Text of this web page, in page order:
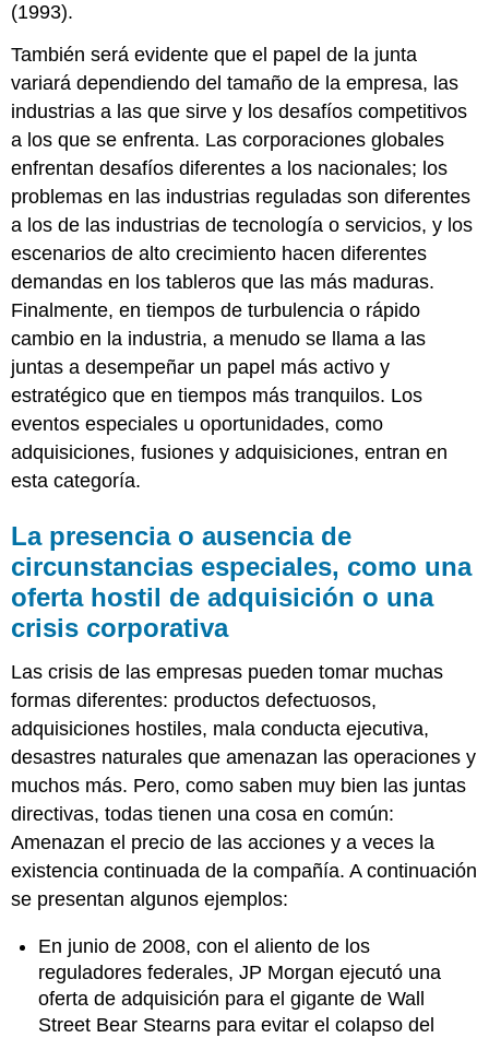
(1993).
También será evidente que el papel de la junta
variará dependiendo del tamaño de la empresa, las
industrias a las que sirve y los desafíos competitivos
a los que se enfrenta. Las corporaciones globales
enfrentan desafíos diferentes a los nacionales; los
problemas en las industrias reguladas son diferentes
a los de las industrias de tecnología o servicios, y los
escenarios de alto crecimiento hacen diferentes
demandas en los tableros que las más maduras.
Finalmente, en tiempos de turbulencia o rápido
cambio en la industria, a menudo se llama a las
juntas a desempeñar un papel más activo y
estratégico que en tiempos más tranquilos. Los
eventos especiales u oportunidades, como
adquisiciones, fusiones y adquisiciones, entran en
esta categoría.
La presencia o ausencia de
circunstancias especiales, como una
oferta hostil de adquisición o una
crisis corporativa
Las crisis de las empresas pueden tomar muchas
formas diferentes: productos defectuosos,
adquisiciones hostiles, mala conducta ejecutiva,
desastres naturales que amenazan las operaciones y
muchos más. Pero, como saben muy bien las juntas
directivas, todas tienen una cosa en común:
Amenazan el precio de las acciones y a veces la
existencia continuada de la compañía. A continuación
se presentan algunos ejemplos:
En junio de 2008, con el aliento de los
reguladores federales, JP Morgan ejecutó una
oferta de adquisición para el gigante de Wall
Street Bear Stearns para evitar el colapso del